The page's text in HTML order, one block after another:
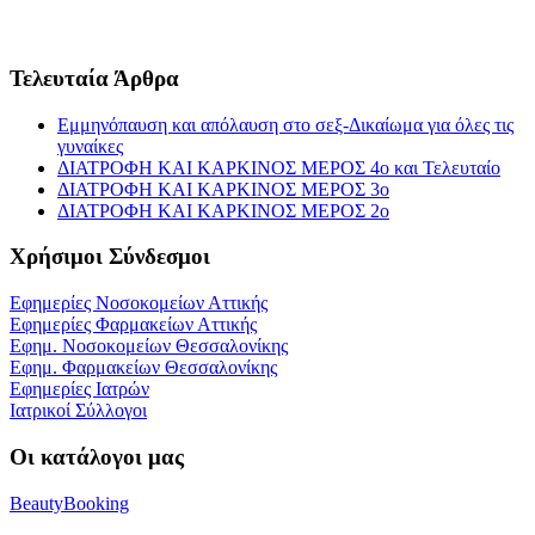
Τελευταία Άρθρα
Εμμηνόπαυση και απόλαυση στο σεξ-Δικαίωμα για όλες τις
γυναίκες
ΔΙΑΤΡΟΦΗ ΚΑΙ ΚΑΡΚΙΝΟΣ ΜΕΡΟΣ 4ο και Τελευταίο
ΔΙΑΤΡΟΦΗ ΚΑΙ ΚΑΡΚΙΝΟΣ ΜΕΡΟΣ 3ο
ΔΙΑΤΡΟΦΗ ΚΑΙ ΚΑΡΚΙΝΟΣ ΜΕΡΟΣ 2ο
Χρήσιμοι Σύνδεσμοι
Εφημερίες Νοσοκομείων Αττικής
Εφημερίες Φαρμακείων Αττικής
Εφημ. Νοσοκομείων Θεσσαλονίκης
Εφημ. Φαρμακείων Θεσσαλονίκης
Εφημερίες Ιατρών
Ιατρικοί Σύλλογοι
Οι κατάλογοι μας
BeautyBooking